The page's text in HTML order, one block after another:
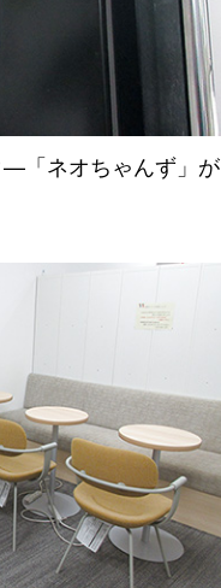
「ネオちゃんず」が